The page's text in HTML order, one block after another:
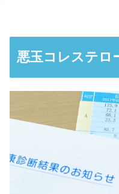
悪玉コレステロ